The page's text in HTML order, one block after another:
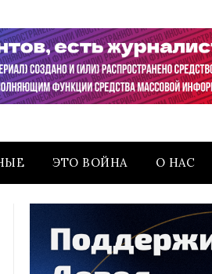
ЭТО ВОЙНА О НАС